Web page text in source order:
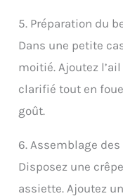
5. Préparation du
Dans une petite
moitié. Ajoutez
clarifié tout en
goût.
6. Assemblage
Disposez une
assiette. Ajoutez